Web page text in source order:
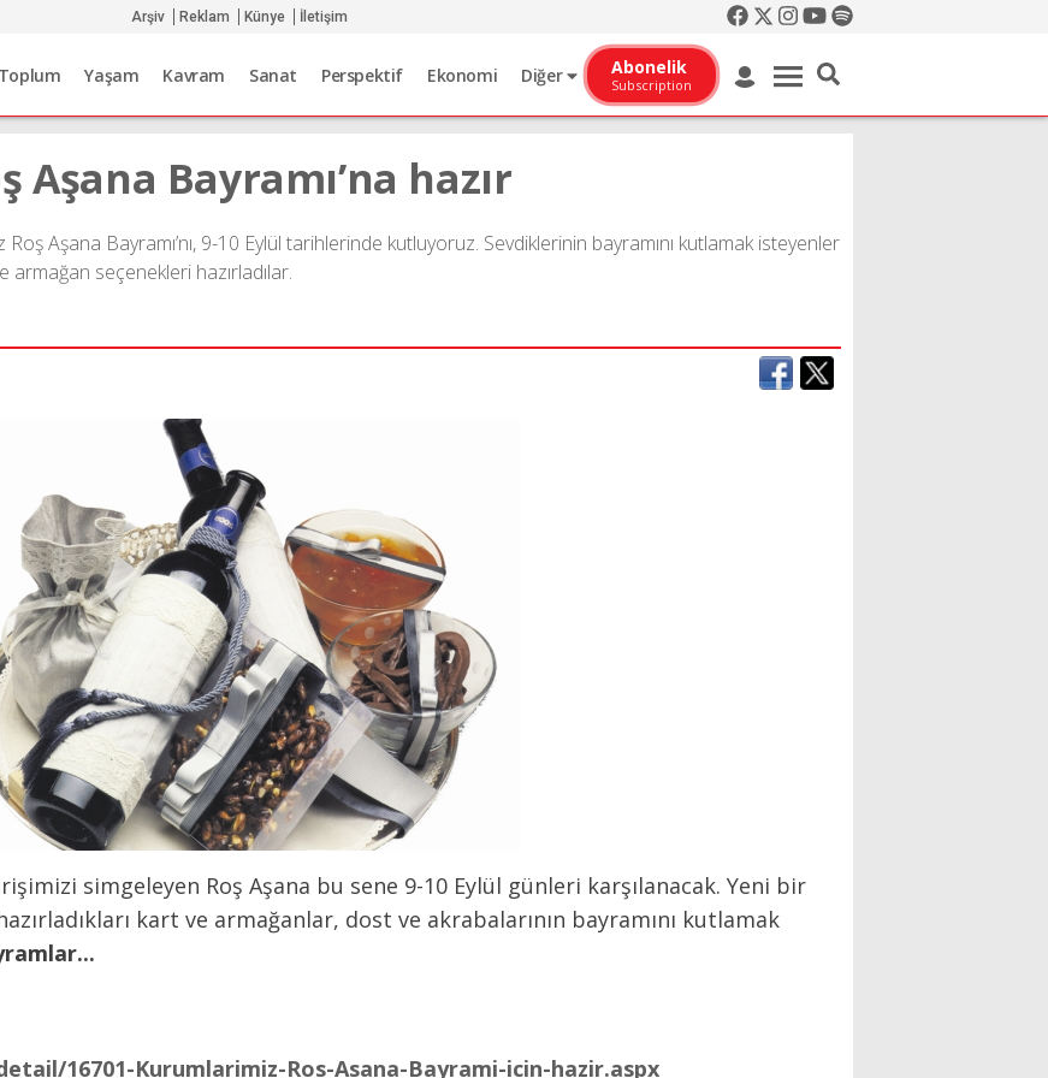
Arşiv Reklam Künye İletişim
Toplum Yaşam Kavram Sanat Perspektif Ekonomi Diğer Abonelik
Subscription
Aşana Bayramı’na hazır
Aşana Bayramı’nı, 9-10 Eylül tarihlerinde kutluyoruz. Sevdiklerinin bayramını kutlamak isteyenler
armağan seçenekleri hazırladılar.
simgeleyen Roş Aşana bu sene 9-10 Eylül günleri karşılanacak. Yeni bir
kart ve armağanlar, dost ve akrabalarının bayramını kutlamak
16701-Kurumlarimiz-Ros-Asana-Bayrami-icin-hazir.aspx